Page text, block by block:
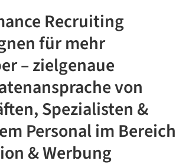
Recruiting
für mehr
– zielgenaue
von
Spezialisten &
Personalim Bereich
& Werbung